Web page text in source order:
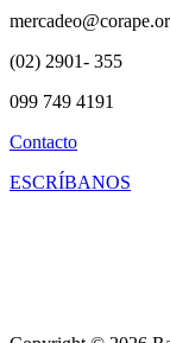
(02) 2901- 355
099 749 4191
Contacto
ESCRÍBANOS